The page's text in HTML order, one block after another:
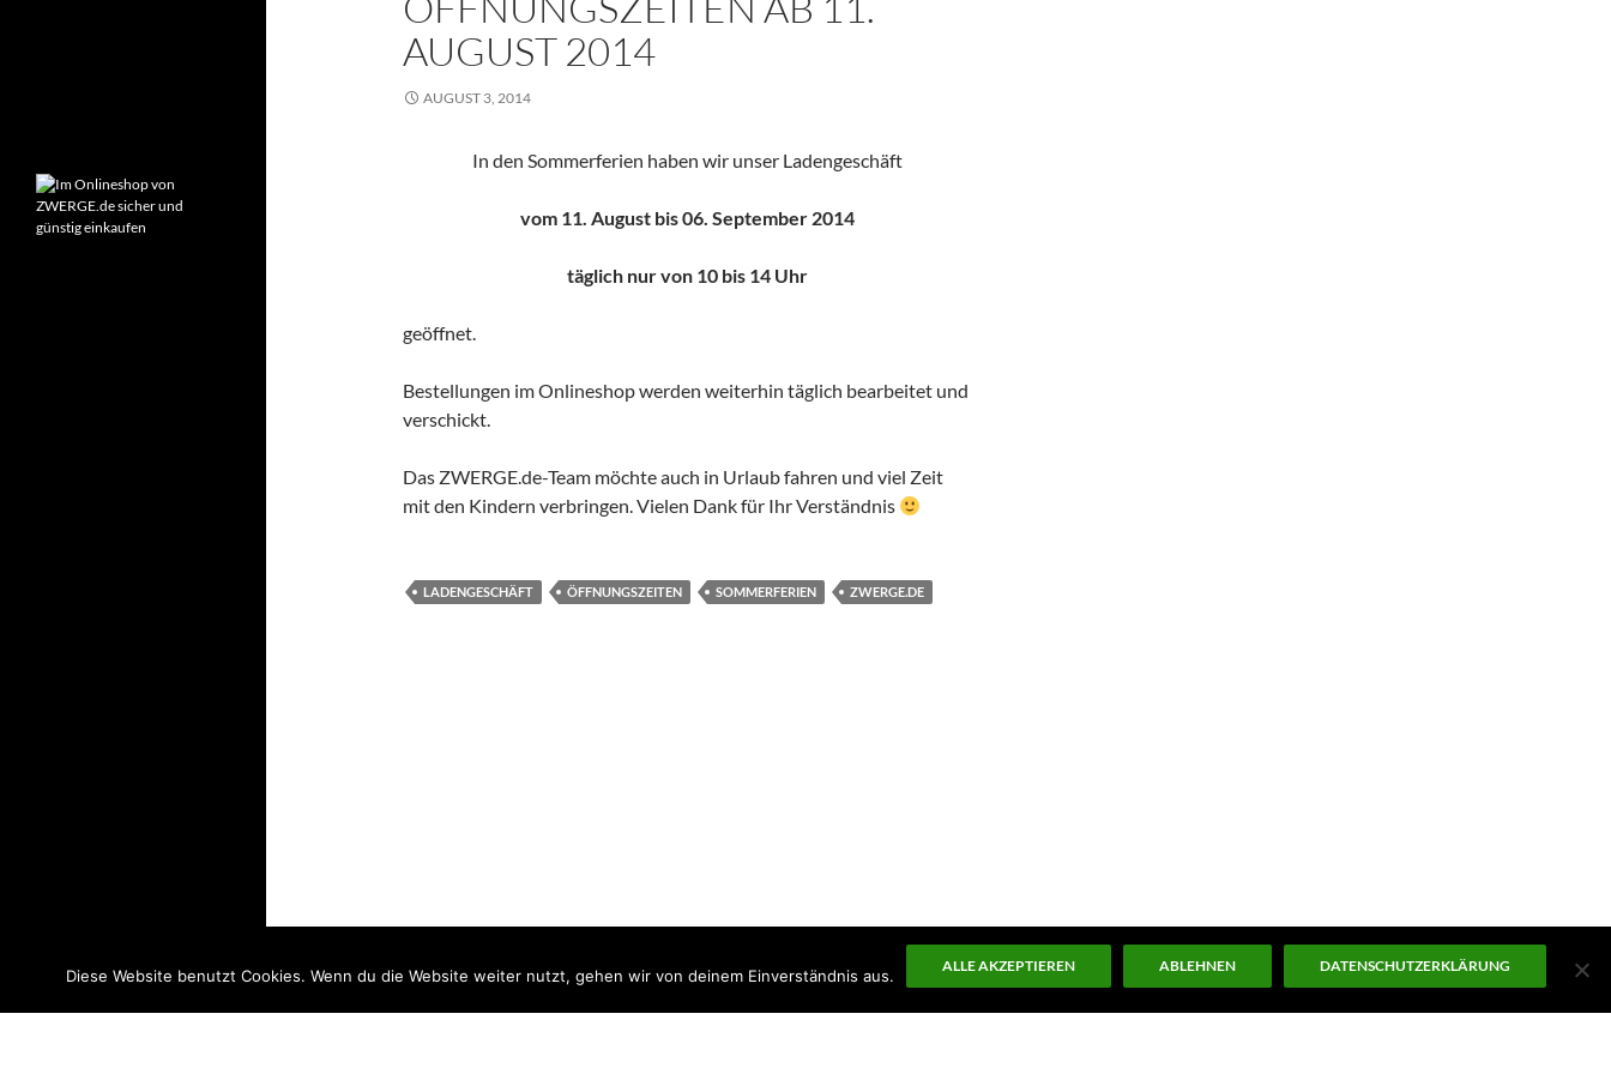
AUGUST 2014
AUGUST 3, 2014
In den Sommerferien haben wir unser Ladengeschäft
vom 11. August bis 06. September 2014
täglich nur von 10 bis 14 Uhr
geöffnet.
Bestellungen im Onlineshop werden weiterhin täglich bearbeitet und
verschickt.
Das ZWERGE.de-Team möchte auch in Urlaub fahren und viel Zeit
mit den Kindern verbringen. Vielen Dank für Ihr Verständnis
LADENGESCHÄFT ÖFFNUNGSZEITEN SOMMERFERIEN ZWERGE.DE
Diese Website benutzt Cookies. Wenn du die Website weiter nutzt, gehen wir von deinem Einverständnis aus.
ALLE AKZEPTIEREN ABLEHNEN DATENSCHUTZERKLÄRUNG